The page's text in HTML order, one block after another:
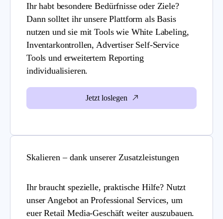
Ihr habt besondere Bedürfnisse oder Ziele?
Dann solltet ihr unsere Plattform als Basis
nutzen und sie mit Tools wie White Labeling,
Inventarkontrollen, Advertiser Self-Service
Tools und erweitertem Reporting
individualisieren.
Jetzt loslegen
Skalieren – dank unserer Zusatzleistungen
Ihr braucht spezielle, praktische Hilfe? Nutzt
unser Angebot an Professional Services, um
euer Retail Media-Geschäft weiter auszubauen.